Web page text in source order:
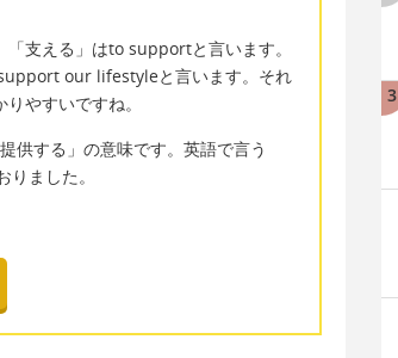
支える」はto supportと言います。
our lifestyleと言います。それ
やすいですね。
供する」の意味です。英語で言う
ました。
3